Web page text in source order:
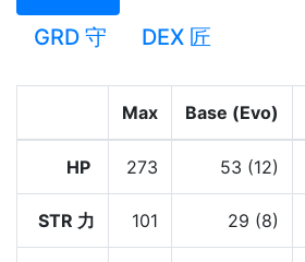
GRD 守
DEX 匠
Max Base (Evo)
HP 273 53 (12)
STR 力 101 29 (8)